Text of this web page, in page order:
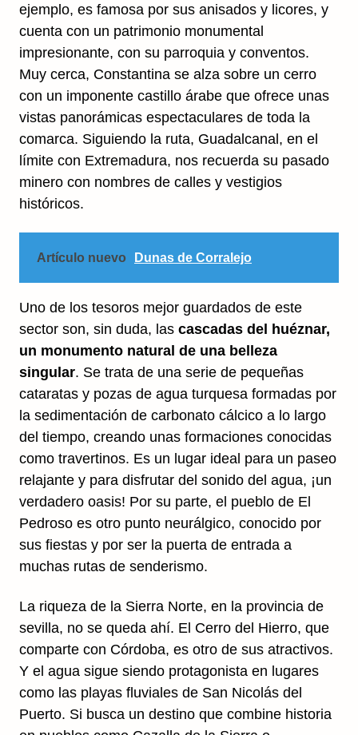
ejemplo, es famosa por sus anisados y licores, y
cuenta con un patrimonio monumental
impresionante, con su parroquia y conventos.
Muy cerca, Constantina se alza sobre un cerro
con un imponente castillo árabe que ofrece unas
vistas panorámicas espectaculares de toda la
comarca. Siguiendo la ruta, Guadalcanal, en el
límite con Extremadura, nos recuerda su pasado
minero con nombres de calles y vestigios
históricos.
Artículo nuevo Dunas de Corralejo
Uno de los tesoros mejor guardados de este
sector son, sin duda, las cascadas del huéznar,
un monumento natural de una belleza
singular. Se trata de una serie de pequeñas
cataratas y pozas de agua turquesa formadas por
la sedimentación de carbonato cálcico a lo largo
del tiempo, creando unas formaciones conocidas
como travertinos. Es un lugar ideal para un paseo
relajante y para disfrutar del sonido del agua, ¡un
verdadero oasis! Por su parte, el pueblo de El
Pedroso es otro punto neurálgico, conocido por
sus fiestas y por ser la puerta de entrada a
muchas rutas de senderismo.
La riqueza de la Sierra Norte, en la provincia de
sevilla, no se queda ahí. El Cerro del Hierro, que
comparte con Córdoba, es otro de sus atractivos.
Y el agua sigue siendo protagonista en lugares
como las playas fluviales de San Nicolás del
Puerto. Si busca un destino que combine historia